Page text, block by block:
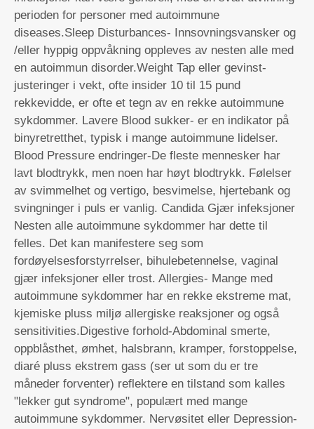
perioden for personer med autoimmune
diseases.Sleep Disturbances- Innsovningsvansker og
/eller hyppig oppvåkning oppleves av nesten alle med
en autoimmun disorder.Weight Tap eller gevinst-
justeringer i vekt, ofte insider 10 til 15 pund
rekkevidde, er ofte et tegn av en rekke autoimmune
sykdommer. Lavere Blood sukker- er en indikator på
binyretretthet, typisk i mange autoimmune lidelser.
Blood Pressure endringer-De fleste mennesker har
lavt blodtrykk, men noen har høyt blodtrykk. Følelser
av svimmelhet og vertigo, besvimelse, hjertebank og
svingninger i puls er vanlig. Candida Gjær infeksjoner
Nesten alle autoimmune sykdommer har dette til
felles. Det kan manifestere seg som
fordøyelsesforstyrrelser, bihulebetennelse, vaginal
gjær infeksjoner eller trost. Allergies- Mange med
autoimmune sykdommer har en rekke ekstreme mat,
kjemiske pluss miljø allergiske reaksjoner og også
sensitivities.Digestive forhold-Abdominal smerte,
oppblåsthet, ømhet, halsbrann, kramper, forstoppelse,
diaré pluss ekstrem gass (ser ut som du er tre
måneder forventer) reflektere en tilstand som kalles
"lekker gut syndrome", populært med mange
autoimmune sykdommer. Nervøsitet eller Depression-